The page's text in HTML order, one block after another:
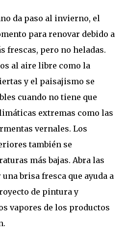
da paso al invierno, el
para renovar debido a
frescas, pero no heladas.
al aire libre como la
y el paisajismo se
cuando no tiene que
extremas como las
vernales. Los
también se
más bajas. Abra las
brisa fresca que ayuda a
de pintura y
vapores de los productos